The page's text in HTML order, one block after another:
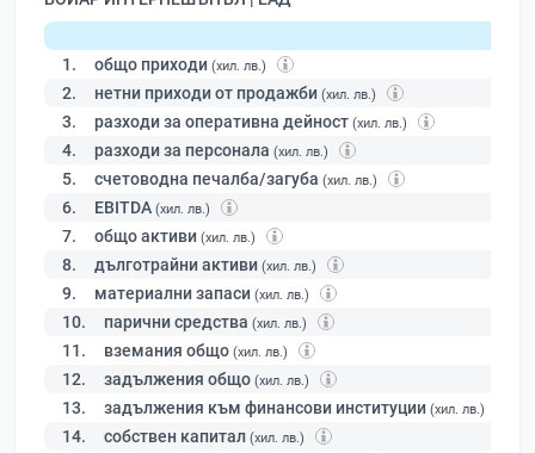
1. общо приходи (хил. лв.)
2. нетни приходи от продажби (хил. лв.)
3. разходи за оперативна дейност (хил. лв.)
4. разходи за персонала (хил. лв.)
5. счетоводна печалба/загуба (хил. лв.)
6. EBITDA (хил. лв.)
7. общо активи (хил. лв.)
8. дълготрайни активи (хил. лв.)
9. материални запаси (хил. лв.)
10. парични средства (хил. лв.)
11. вземания общо (хил. лв.)
12. задължения общо (хил. лв.)
13. задължения към финансови институции (хил. лв.)
14. собствен капитал (хил. лв.)